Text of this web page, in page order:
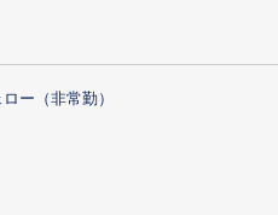
ー（非常勤）